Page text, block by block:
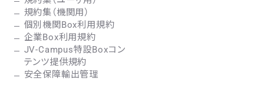
規約集（機関用）
個別機関Box利用規約
企業Box利用規約
JV-Campus特設Boxコン
テンツ提供規約
安全保障輸出管理